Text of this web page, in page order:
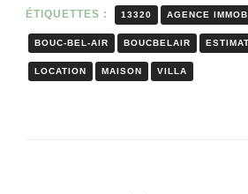
ÉTIQUETTES : 13320 AGENCE
BOUC-BEL-AIR BOUCBELAIR
LOCATION MAISON VILLA